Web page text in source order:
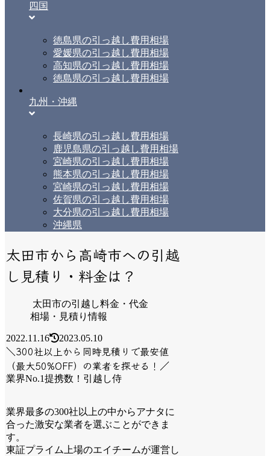
四国
徳島県の引っ越し費用相場
愛媛県の引っ越し費用相場
高知県の引っ越し費用相場
徳島県の引っ越し費用相場
九州・沖縄
長崎県の引っ越し費用相場
鹿児島県の引っ越し費用相場
宮崎県の引っ越し費用相場
熊本県の引っ越し費用相場
宮崎県の引っ越し費用相場
佐賀県の引っ越し費用相場
大分県の引っ越し費用相場
沖縄県
太田市から高崎市への引越
し見積り・料金は？
太田市の引越し料金・代金
相場・見積り情報
2022.11.16 2023.05.10
＼300社以上から同時見積りで最安値
（最大50%OFF）の業者を探せる！／
業界No.1提携数！引越し侍
業界最多の300社以上の中からアナタに
合った激安な業者を選ぶことができま
す。
東証プライム上場のエイチームが運営し